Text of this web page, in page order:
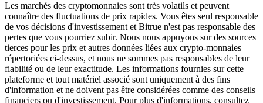
USDT New User Exclusive 10% APR
USDT Flexible Staking | Daily Rewards
Les marchés des cryptomonnaies sont très volatils et peuvent
connaître des fluctuations de prix rapides. Vous êtes seul responsable
de vos décisions d'investissement et Bitrue n'est pas responsable des
pertes que vous pourriez subir. Nous nous appuyons sur des sources
tierces pour les prix et autres données liées aux crypto-monnaies
répertoriées ci-dessus, et nous ne sommes pas responsables de leur
fiabilité ou de leur exactitude. Les informations fournies sur cette
plateforme et tout matériel associé sont uniquement à des fins
d'information et ne doivent pas être considérées comme des conseils
financiers ou d'investissement. Pour plus d'informations, consultez